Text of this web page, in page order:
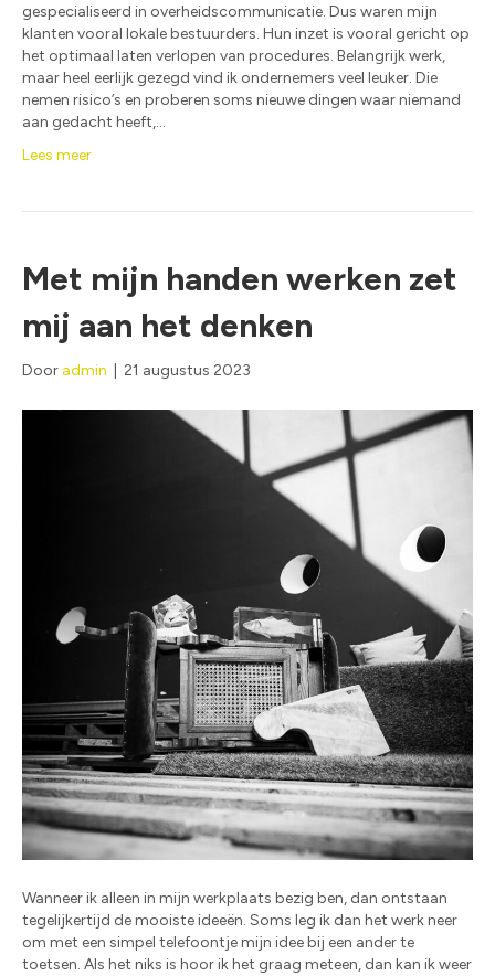
gespecialiseerd in overheidscommunicatie. Dus waren mijn
klanten vooral lokale bestuurders. Hun inzet is vooral gericht op
het optimaal laten verlopen van procedures. Belangrijk werk,
maar heel eerlijk gezegd vind ik ondernemers veel leuker. Die
nemen risico’s en proberen soms nieuwe dingen waar niemand
aan gedacht heeft,…
Lees meer
Met mijn handen werken zet
mij aan het denken
Door admin 21 augustus 2023
Wanneer ik alleen in mijn werkplaats bezig ben, dan ontstaan
tegelijkertijd de mooiste ideeën. Soms leg ik dan het werk neer
om met een simpel telefoontje mijn idee bij een ander te
toetsen. Als het niks is hoor ik het graag meteen, dan kan ik weer